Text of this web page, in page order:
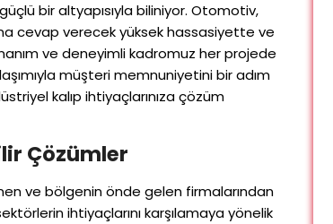
bir altyapısıyla biliniyor. Otomotiv,
cevap verecek yüksek hassasiyette ve
ve deneyimli kadromuz her projede
müşteri memnuniyetini bir adım
kalıp ihtiyaçlarınıza çözüm
Çözümler
ve bölgenin önde gelen firmalarından
ihtiyaçlarını karşılamaya yönelik